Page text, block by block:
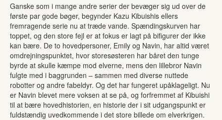
Ganske som i mange andre serier der bevæger sig ud over de
første par gode bøger, begynder Kazu Kibuishis ellers
fremragende serie nu at træde vande. Spændingskurven har
toppet, og den store fejl er at fokus er lagt på bifigurer der ikke
kan bære. De to hovedpersoner, Emily og Navin, har altid været
omdrejningspunktet, hvor storesøsteren har båret den tunge
byrde at skulle kæmpe mod elverne, mens den lillebror Navin
fulgte med i baggrunden – sammen med diverse nuttede
robotter og andre fabeldyr. Og det har fungeret upåklageligt. Nu
er Navin blevet mere voksen at se på, og forfremmet af Kibuishi
til at bære hovedhistorien, en historie der i sit udgangspunkt er
fuldstændig uvedkommende i det store billede om elverkrigen.